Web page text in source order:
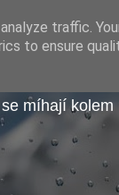
míhají kolem
traffic.
to ensure